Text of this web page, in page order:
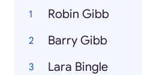
Robin Gibb
Barry Gibb
Lara Bingle